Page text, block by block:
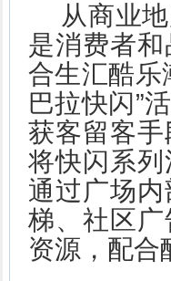
从商业
是消费者
合生汇酷乐
巴拉快闪”
获客留客
将快闪系
通过广场
梯、社区
资源，配合